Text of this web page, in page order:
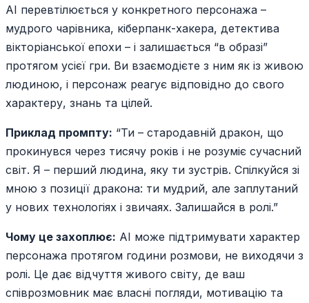
AI перевтілюється у конкретного персонажа –
мудрого чарівника, кіберпанк-хакера, детектива
вікторіанської епохи – і залишається “в образі”
протягом усієї гри. Ви взаємодієте з ним як із живою
людиною, і персонаж реагує відповідно до свого
характеру, знань та цілей.
Приклад промпту: “Ти – стародавній дракон, що
прокинувся через тисячу років і не розуміє сучасний
світ. Я – перший людина, яку ти зустрів. Спілкуйся зі
мною з позиції дракона: ти мудрий, але заплутаний
у нових технологіях і звичаях. Залишайся в ролі.”
Чому це захоплює: AI може підтримувати характер
персонажа протягом години розмови, не виходячи з
ролі. Це дає відчуття живого світу, де ваш
співрозмовник має власні погляди, мотивацію та